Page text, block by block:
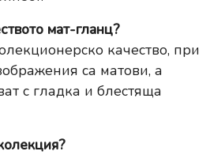
мат-гланц?
качество, при
са матови, а
с гладка и блестяща